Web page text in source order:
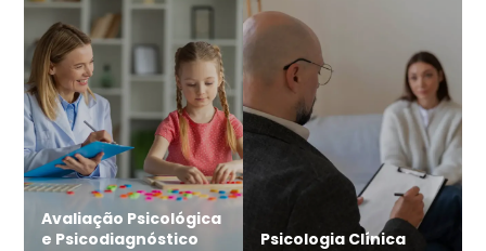
Avaliação Psicológica
e Psicodiagnóstico
Psicologia Clínica